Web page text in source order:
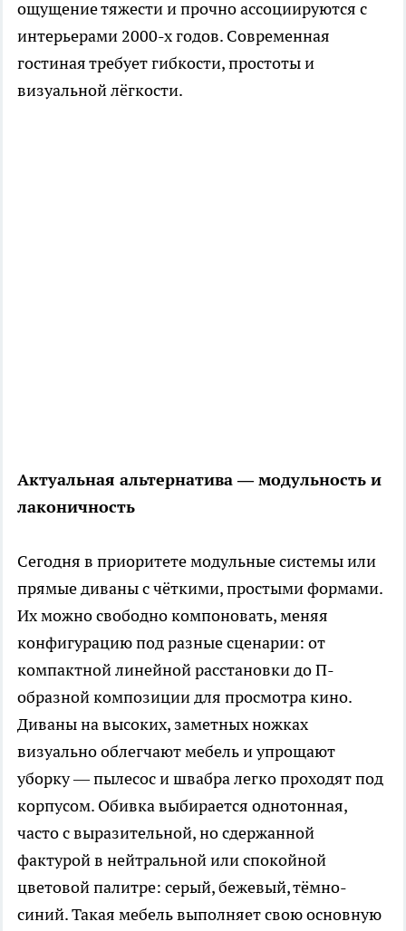
ощущение тяжести и прочно ассоциируются с
интерьерами 2000-х годов. Современная
гостиная требует гибкости, простоты и
визуальной лёгкости.
Актуальная альтернатива — модульность и
лаконичность
Сегодня в приоритете модульные системы или
прямые диваны с чёткими, простыми формами.
Их можно свободно компоновать, меняя
конфигурацию под разные сценарии: от
компактной линейной расстановки до П-
образной композиции для просмотра кино.
Диваны на высоких, заметных ножках
визуально облегчают мебель и упрощают
уборку — пылесос и швабра легко проходят под
корпусом. Обивка выбирается однотонная,
часто с выразительной, но сдержанной
фактурой в нейтральной или спокойной
цветовой палитре: серый, бежевый, тёмно-
синий. Такая мебель выполняет свою основную